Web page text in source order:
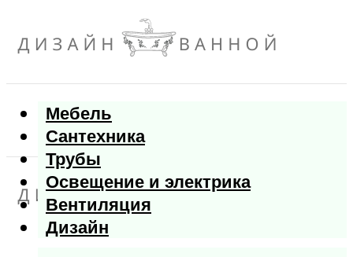
Мебель
Сантехника
Трубы
Освещение и электрика
Вентиляция
Дизайн